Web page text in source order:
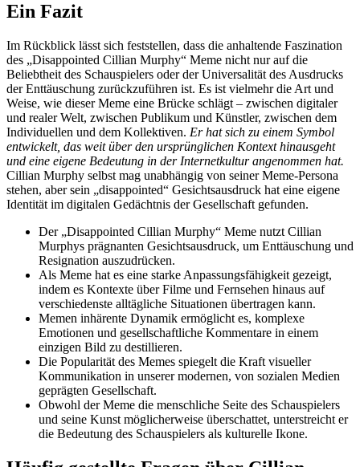
Ein Fazit
Im Rückblick lässt sich feststellen, dass die anhaltende Faszination
des „Disappointed Cillian Murphy“ Meme nicht nur auf die
Beliebtheit des Schauspielers oder der Universalität des Ausdrucks
der Enttäuschung zurückzuführen ist. Es ist vielmehr die Art und
Weise, wie dieser Meme eine Brücke schlägt – zwischen digitaler
und realer Welt, zwischen Publikum und Künstler, zwischen dem
Individuellen und dem Kollektiven. Er hat sich zu einem Symbol
entwickelt, das weit über den ursprünglichen Kontext hinausgeht
und eine eigene Bedeutung in der Internetkultur angenommen hat.
Cillian Murphy selbst mag unabhängig von seiner Meme-Persona
stehen, aber sein „disappointed“ Gesichtsausdruck hat eine eigene
Identität im digitalen Gedächtnis der Gesellschaft gefunden.
Der „Disappointed Cillian Murphy“ Meme nutzt Cillian
Murphys prägnanten Gesichtsausdruck, um Enttäuschung und
Resignation auszudrücken.
Als Meme hat es eine starke Anpassungsfähigkeit gezeigt,
indem es Kontexte über Filme und Fernsehen hinaus auf
verschiedenste alltägliche Situationen übertragen kann.
Memen inhärente Dynamik ermöglicht es, komplexe
Emotionen und gesellschaftliche Kommentare in einem
einzigen Bild zu destillieren.
Die Popularität des Memes spiegelt die Kraft visueller
Kommunikation in unserer modernen, von sozialen Medien
geprägten Gesellschaft.
Obwohl der Meme die menschliche Seite des Schauspielers
und seine Kunst möglicherweise überschattet, unterstreicht er
die Bedeutung des Schauspielers als kulturelle Ikone.